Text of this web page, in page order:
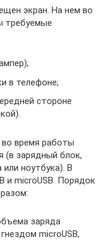
экран. На нем во
требуемые
в телефоне;
стороне
во время работы
(в зарядный блок,
ноутбука). В
и microUSB. Порядок
заряда
microUSB,